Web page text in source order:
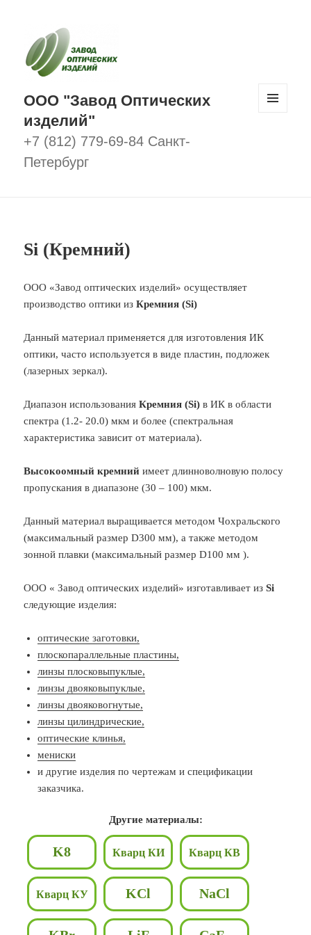
ООО "Завод Оптических
изделий"
+7 (812) 779-69-84 Санкт-
Петербург
Si (Кремний)
ООО «Завод оптических изделий» осуществляет
производство оптики изКремния (Si)
Данный материал применяется для изготовления ИК
оптики, часто используется в виде пластин, подложек
(лазерных зеркал).
Диапазон использованияКремния (Si) в ИК в области
спектра (1.2- 20.0) мкм и более (спектральная
характеристика зависит от материала).
Высокоомный кремний имеет длинноволновую полосу
пропускания в диапазоне (30 – 100) мкм.
Данный материал выращивается методом Чохральского
(максимальный размер D300 мм), а также методом
зонной плавки (максимальный размер D100 мм ).
ООО « Завод оптических изделий» изготавливает изSi
следующие изделия:
оптические заготовки,
плоскопараллельные пластины,
линзы плосковыпуклые,
линзы двояковыпуклые,
линзы двояковогнутые,
линзы цилиндрические,
оптические клинья,
мениски
и другие изделия по чертежам и спецификации
заказчика.
Другие материалы:
K8 Кварц КИ Кварц КВ
Кварц КУ KCl NaCl